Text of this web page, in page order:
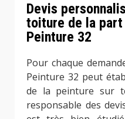
Devis
toiture de la
Peinture 32
Pour chaque
Peinture 32 peut
de la peinture sur
responsable des